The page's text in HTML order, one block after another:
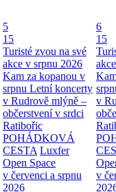
5
15
Turisté zvou na své
akce v srpnu 2026
Kam za kopanou v
srpnu Letní koncerty
v Rudrově mlýně –
občerstvení v srdci
Ratibořic
POHÁDKOVÁ
CESTA Luxfer
Open Space
v červenci a srpnu
2026
6
15
v
v